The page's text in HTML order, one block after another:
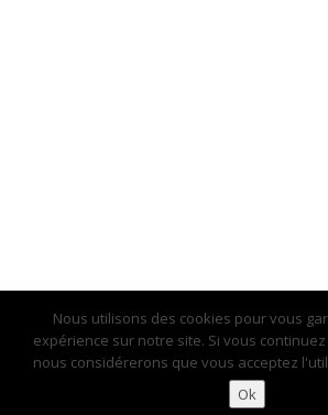
Nous utilisons des cookies pour vous
expérience sur notre site. Si vous
nous considérerons que vous acceptez
Ok